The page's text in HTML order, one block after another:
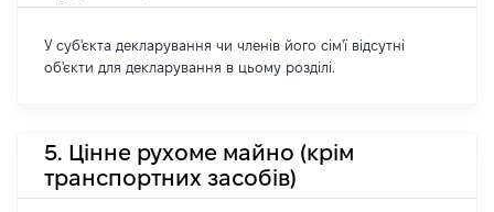
У суб'єкта декларування чи членів його сім'ї відсутні
об'єкти для декларування в цьому розділі.
5. Цінне рухоме майно (крім
транспортних засобів)